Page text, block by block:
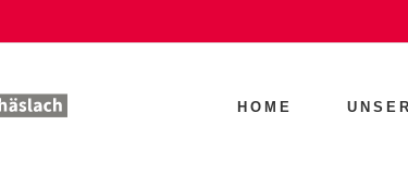
HOME